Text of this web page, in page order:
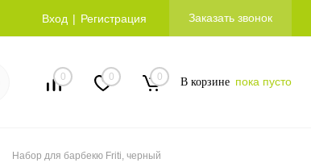
Вход Регистрация Заказать звонок
0 0 0 В корзине пока пусто
Набор для барбекю Friti, черный